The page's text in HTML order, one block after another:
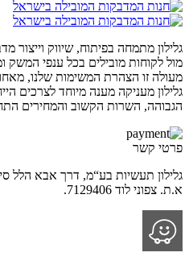
גלילון מתמחה בפיתוח, שיווק
מול לקוחות מובילים בכל ענפי המשק
מעולה זו הצהרת המשימות שלנו,
גלילון מעניקה מענה מיוחד לצרכים
הגבוהה, השרות הקשוב והמחירים
פרטי קשר
גלילון תעשיות בע“מ, דרך אבא הלל
א.ת. צפוני לוד 7129406.